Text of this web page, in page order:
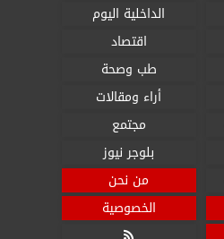
الداخلية اليوم
اقتصاد
طب وصحة
أراء ومقالات
مجتمع
بلوجر نيوز
من نحن
الخصوصية